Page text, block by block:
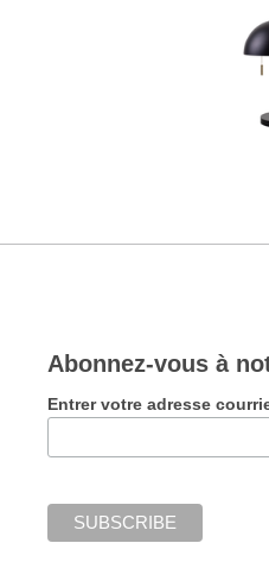
Abonnez-vous à
Entrer votre adresse